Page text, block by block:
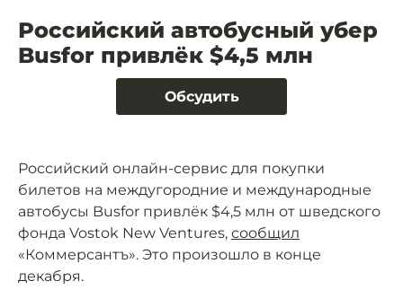
Российский автобусный убер
Busfor привлёк $4,5 млн
Обсудить
Российский онлайн-сервис для покупки
билетов на междугородние и международные
автобусы Busfor привлёк $4,5 млн от шведского
фонда Vostok New Ventures, сообщил
«Коммерсантъ». Это произошло в конце
декабря.